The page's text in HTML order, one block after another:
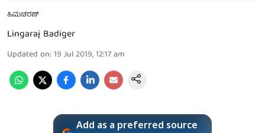
ಹಿಮಚರಣ್
Lingaraj Badiger
Updated on: 19 Jul 2019, 12:17 am
Add as a preferred source